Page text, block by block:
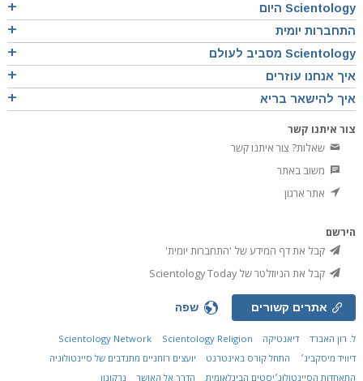
Scientology היום
התחברות יומית
Scientology מסביב לעולם
איך אנחנו עוזרים
איך להישאר בריא
צור איתנו קשר
שאלות? צור איתנו קשר
משוב באתר
אתר ארגון
הירשם
קבל את דף המידע של 'התחברות יומית'
קבל את הניוזלטר של Scientology Today
אתרים קשורים שפה
ל. רון האברד דיאנטיקה Scientology Network
Scientology Religion
דיוויד מיסקביג׳
התחל קורס באינטרנט
יועצים רוחניים מתנדבים של סיינטולוגיה
התאחדות הסיינטולוג׳יסטים הבינלאומית
הדרך אל האושר נרקונון